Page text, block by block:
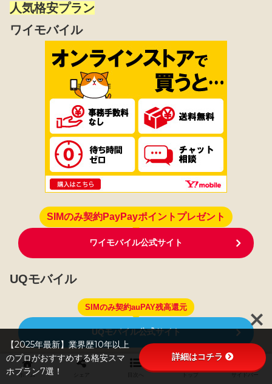
人気格安プラン
ワイモバイル
SIMのみ契約PayPayポイントプレゼント
ワイモバイル公式サイト
UQモバイル
SIMのみ契約auPAY残高還元
UQモバイル公式サイト
楽天モバイル
ホーム
【2025年最新】業界歴10年以上
のプロがおすすめする格安スマ
ホプラン7選！
詳細はコチラ